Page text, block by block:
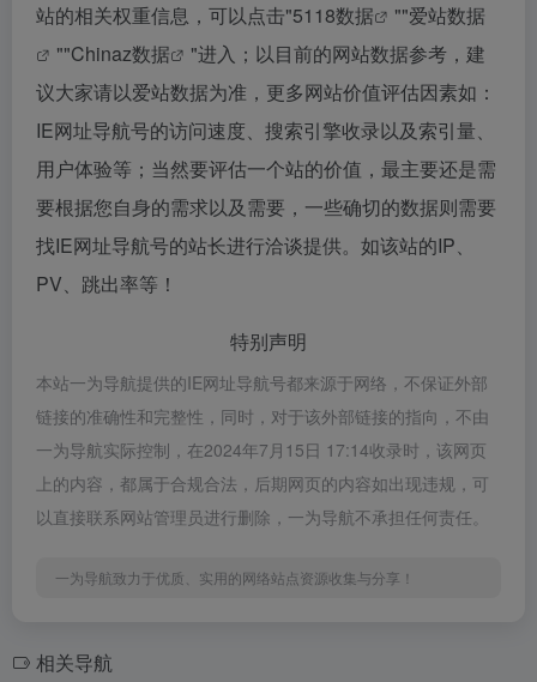
站的相关权重信息，可以点击"5118数据 ""爱站数据
""Chinaz数据
"进入；以目前的网站数据参考，建
议大家请以爱站数据为准，更多网站价值评估因素如：
IE网址导航号的访问速度、搜索引擎收录以及索引量、
用户体验等；当然要评估一个站的价值，最主要还是需
要根据您自身的需求以及需要，一些确切的数据则需要
找IE网址导航号的站长进行洽谈提供。如该站的IP、
PV、跳出率等！
特别声明
本站一为导航提供的IE网址导航号都来源于网络，不保证外部
链接的准确性和完整性，同时，对于该外部链接的指向，不由
一为导航实际控制，在2024年7月15日 17:14收录时，该网页
上的内容，都属于合规合法，后期网页的内容如出现违规，可
以直接联系网站管理员进行删除，一为导航不承担任何责任。
一为导航致力于优质、实用的网络站点资源收集与分享！
相关导航